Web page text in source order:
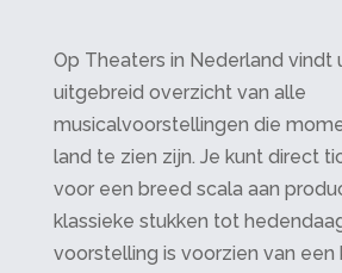
Op Theaters in Nederland vindt
uitgebreid overzicht van alle
musicalvoorstellingen die
land te zien zijn. Je kunt direct
voor een breed scala aan
klassieke stukken tot
voorstelling is voorzien van een